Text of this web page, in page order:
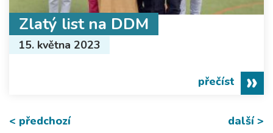
Zlatý list na DDM
15. května 2023
přečíst
< předchozí další >